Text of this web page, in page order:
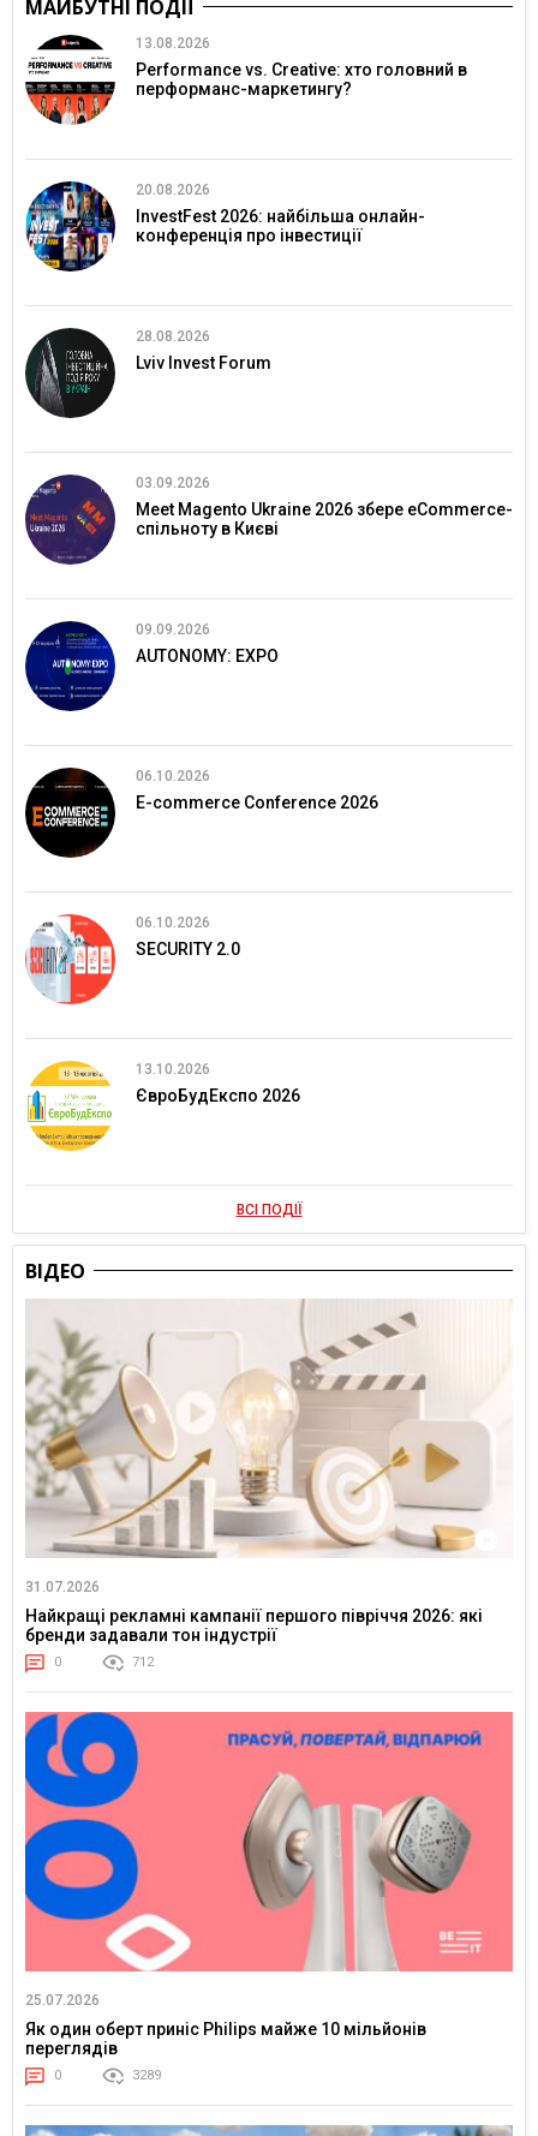
МАЙБУТНІ ПОДІЇ
13.08.2026
Performance vs. Creative: хто головний в
перформанс-маркетингу?
20.08.2026
InvestFest 2026: найбільша онлайн-
конференція про інвестиції
28.08.2026
Lviv Invest Forum
03.09.2026
Meet Magento Ukraine 2026 збере eCommerce-
спільноту в Києві
09.09.2026
AUTONOMY: EXPO
06.10.2026
E-commerce Conference 2026
06.10.2026
SECURITY 2.0
13.10.2026
ЄвроБудЕкспо 2026
ВСІ ПОДІЇ
ВІДЕО
31.07.2026
Найкращі рекламні кампанії першого півріччя 2026: які
бренди задавали тон індустрії
0 712
25.07.2026
Як один оберт приніс Philips майже 10 мільйонів
переглядів
0 3289